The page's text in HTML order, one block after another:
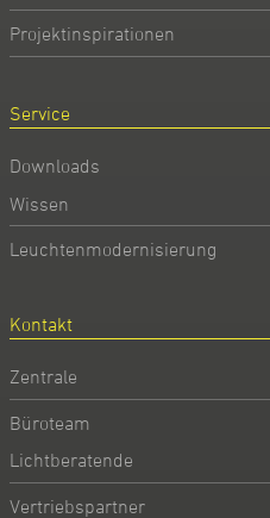
Projektinspirationen
Service
Downloads
Wissen
Leuchtenmodernisierung
Kontakt
Zentrale
Büroteam
Lichtberatende
Vertriebspartner